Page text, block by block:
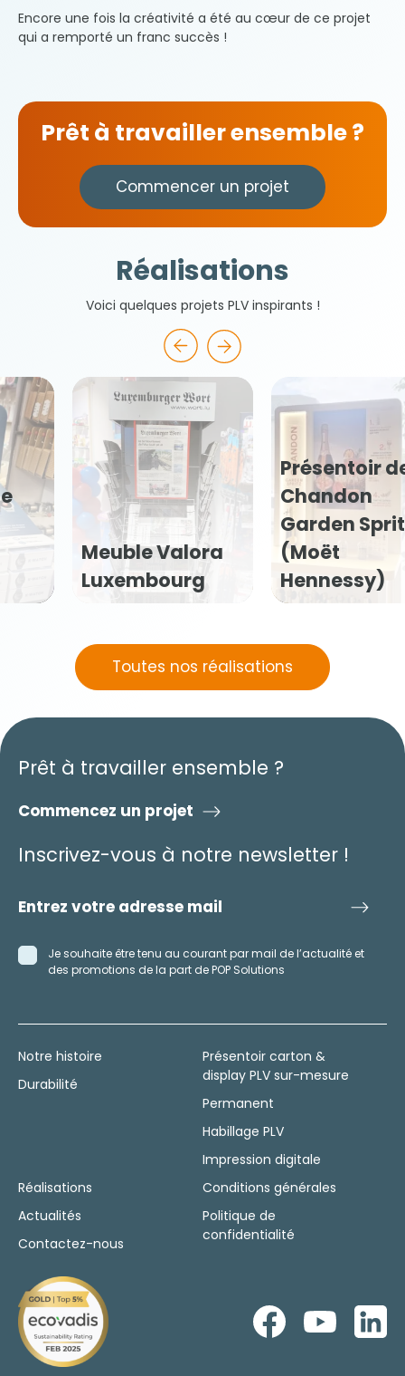
Encore une fois la créativité a été au cœur de ce projet
qui a remporté un franc succès !
Prêt à travailler ensemble ?
Commencer un projet
Réalisations
Voici quelques projets PLV inspirants !
Présentoir de sol
Chandon
Garden Spritz
(Moët
Hennessy)
Présentoir de
comptoir Sport
Nutrition
Toutes nos réalisations
Prêt à travailler ensemble ?
Commencez un projet
Inscrivez-vous à notre newsletter !
Je souhaite être tenu au courant par mail de l’actualité et
des promotions de la part de POP Solutions
Notre histoire
Durabilité
Présentoir carton &
display PLV sur-mesure
Permanent
Habillage PLV
Impression digitale
Réalisations
Actualités
Contactez-nous
Conditions générales
Politique de
confidentialité